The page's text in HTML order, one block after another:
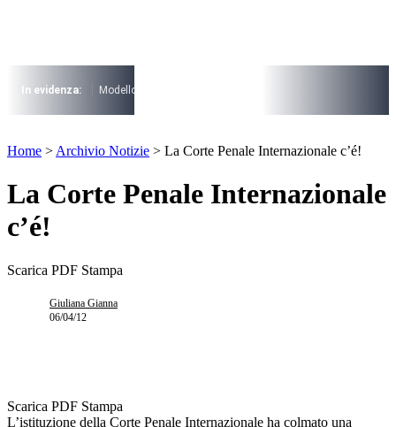
I più cercati
Lorem ipsum dolor sit amet consectetur
In evidenza: Modello 730
Lorem ipsum dolor sit amet consectetur
Home > Archivio Notizie > La Corte Penale Internazionale c’é!
La Corte Penale Internazionale
c’é!
Scarica PDF Stampa
Giuliana Gianna
06/04/12
Scarica PDF Stampa
L’istituzione della Corte Penale Internazionale ha colmato una